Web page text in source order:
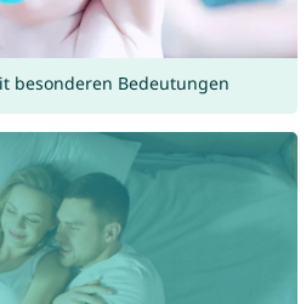
besonderen Bedeutungen